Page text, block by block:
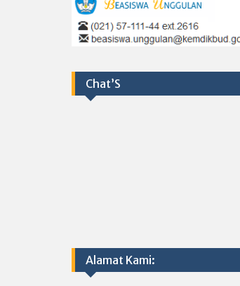
Chat’S
Alamat Kami: